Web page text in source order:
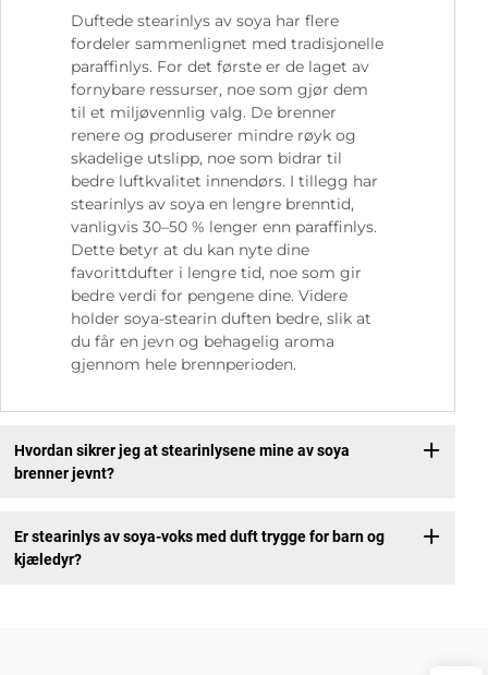
Duftede stearinlys av soya har flere
fordeler sammenlignet med tradisjonelle
paraffinlys. For det første er de laget av
fornybare ressurser, noe som gjør dem
til et miljøvennlig valg. De brenner
renere og produserer mindre røyk og
skadelige utslipp, noe som bidrar til
bedre luftkvalitet innendørs. I tillegg har
stearinlys av soya en lengre brenntid,
vanligvis 30–50 % lenger enn paraffinlys.
Dette betyr at du kan nyte dine
favorittdufter i lengre tid, noe som gir
bedre verdi for pengene dine. Videre
holder soya-stearin duften bedre, slik at
du får en jevn og behagelig aroma
gjennom hele brennperioden.
Hvordan sikrer jeg at stearinlysene mine av soya
brenner jevnt?
Er stearinlys av soya-voks med duft trygge for barn og
kjæledyr?